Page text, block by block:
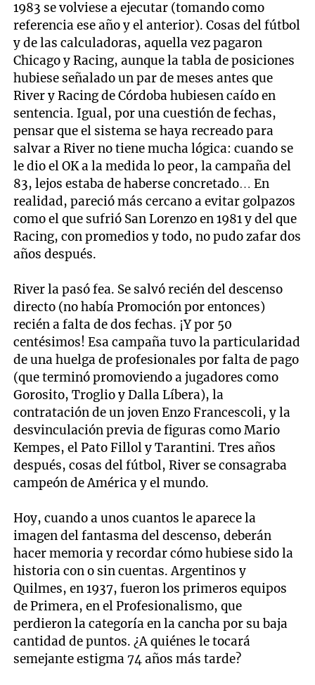
1983 se volviese a ejecutar (tomando como
referencia ese año y el anterior). Cosas del fútbol
y de las calculadoras, aquella vez pagaron
Chicago y Racing, aunque la tabla de posiciones
hubiese señalado un par de meses antes que
River y Racing de Córdoba hubiesen caído en
sentencia. Igual, por una cuestión de fechas,
pensar que el sistema se haya recreado para
salvar a River no tiene mucha lógica: cuando se
le dio el OK a la medida lo peor, la campaña del
83, lejos estaba de haberse concretado… En
realidad, pareció más cercano a evitar golpazos
como el que sufrió San Lorenzo en 1981 y del que
Racing, con promedios y todo, no pudo zafar dos
años después.
River la pasó fea. Se salvó recién del descenso
directo (no había Promoción por entonces)
recién a falta de dos fechas. ¡Y por 50
centésimos! Esa campaña tuvo la particularidad
de una huelga de profesionales por falta de pago
(que terminó promoviendo a jugadores como
Gorosito, Troglio y Dalla Líbera), la
contratación de un joven Enzo Francescoli, y la
desvinculación previa de figuras como Mario
Kempes, el Pato Fillol y Tarantini. Tres años
después, cosas del fútbol, River se consagraba
campeón de América y el mundo.
Hoy, cuando a unos cuantos le aparece la
imagen del fantasma del descenso, deberán
hacer memoria y recordar cómo hubiese sido la
historia con o sin cuentas. Argentinos y
Quilmes, en 1937, fueron los primeros equipos
de Primera, en el Profesionalismo, que
perdieron la categoría en la cancha por su baja
cantidad de puntos. ¿A quiénes le tocará
semejante estigma 74 años más tarde?